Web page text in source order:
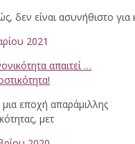
δεν είναι ασυνήθιστο για
2021
απαιτεί …
εποχή απαράμιλλης
μετ